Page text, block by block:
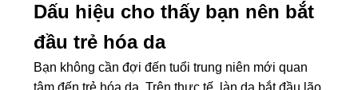
Dấu hiệu cho thấy bạn nên bắt
đầu trẻ hóa da
Bạn không cần đợi đến tuổi trung niên mới quan